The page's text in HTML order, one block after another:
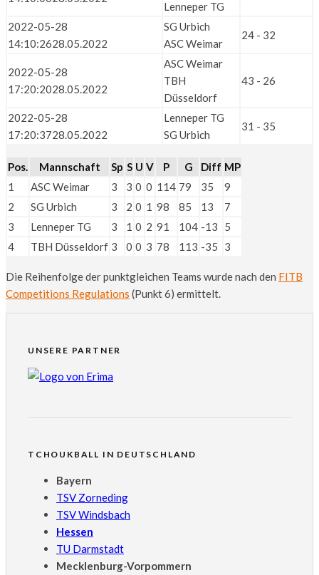
Lenneper TG
2022-05-28
14:10:2628.05.2022
SG Urbich
ASC Weimar
24 - 32
2022-05-28
17:20:2028.05.2022
ASC Weimar
TBH
Düsseldorf
43 - 26
2022-05-28
17:20:3728.05.2022
Lenneper TG
SG Urbich
31 - 35
Pos. Mannschaft Sp S U V P G Diff MP
1
ASC Weimar 3 3 0 0 114 79 35
9
2
SG Urbich 3 2 0 1 98 85 13
7
3
Lenneper TG 3 1 0 2 91 104 -13
5
4
TBH Düsseldorf 3 0 0 3 78 113 -35 3
Die Reihenfolge der punktgleichen Teams wurde nach den FITB
Competitions Regulations (Punkt 6) ermittelt.
UNSERE PARTNER
TCHOUKBALL IN DEUTSCHLAND
Bayern
TSV Zorneding
TSV Windsbach
Hessen
TU Darmstadt
Mecklenburg-Vorpommern